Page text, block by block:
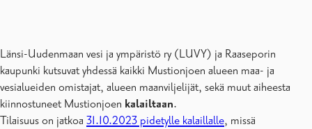
Länsi-Uudenmaan vesi ja ympäristö ry (LUVY) ja Raaseporin
kaupunki kutsuvat yhdessä kaikki Mustionjoen alueen maa- ja
vesialueiden omistajat, alueen maanviljelijät, sekä muut aiheesta
kiinnostuneet Mustionjoen kalailtaan.
Tilaisuus on jatkoa 31.10.2023 pidetylle kalaillalle, missä